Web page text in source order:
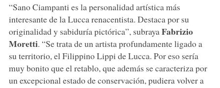
“Sano Ciampanti es la personalidad artística más
interesante de la Lucca renacentista. Destaca por su
originalidad y sabiduría pictórica”, subraya Fabrizio
Moretti. “Se trata de un artista profundamente ligado a
su territorio, el Filippino Lippi de Lucca. Por eso sería
muy bonito que el retablo, que además se caracteriza por
un excepcional estado de conservación, pudiera volver a